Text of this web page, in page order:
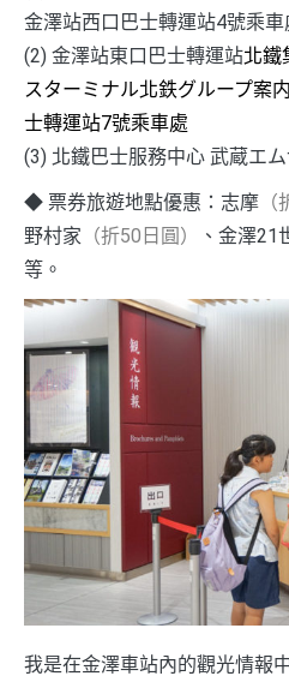
金澤站西口巴士轉運站4號乘車
(2) 金澤站東口巴士轉運站北鐵
スターミナル北鉄グループ案内
士轉運站7號乘車處
(3) 北鐵巴士服務中心 武蔵エ
◆ 票券旅遊地點優惠：志摩
野村家 （折50日圓） 、金澤21
等。
我是在金澤車站內的觀光情報